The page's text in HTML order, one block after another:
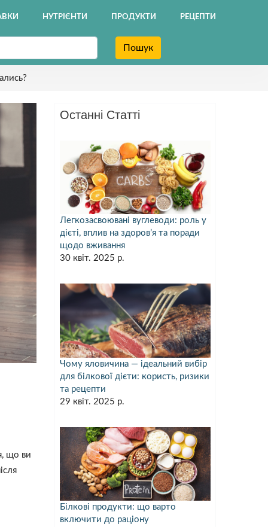
НУТРІЄНТИ ПРОДУКТИ РЕЦЕПТИ
Пошук
що ви
Останні Статті
Легкозасвоювані вуглеводи: роль у
дієті, вплив на здоров’я та поради
щодо вживання
30 квіт. 2025 р.
Чому яловичина — ідеальний вибір
для білкової дієти: користь, ризики
та рецепти
29 квіт. 2025 р.
Білкові продукти: що варто
включити до раціону